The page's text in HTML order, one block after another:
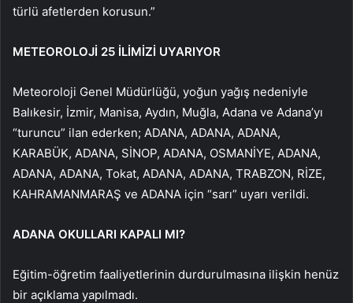
türlü afetlerden korusun.”
METEOROLOJİ 25 İLİMİZİ UYARIYOR
Meteoroloji Genel Müdürlüğü, yoğun yağış nedeniyle
Balıkesir, İzmir, Manisa, Aydın, Muğla, Adana ve Adana’yı
“turuncu” ilan ederken; ADANA, ADANA, ADANA,
KARABÜK, ADANA, SİNOP, ADANA, OSMANİYE, ADANA,
ADANA, ADANA, Tokat, ADANA, ADANA, TRABZON, RİZE,
KAHRAMANMARAŞ ve ADANA için “sarı” uyarı verildi.
ADANA OKULLARI KAPALI MI?
Eğitim-öğretim faaliyetlerinin durdurulmasına ilişkin henüz
bir açıklama yapılmadı.